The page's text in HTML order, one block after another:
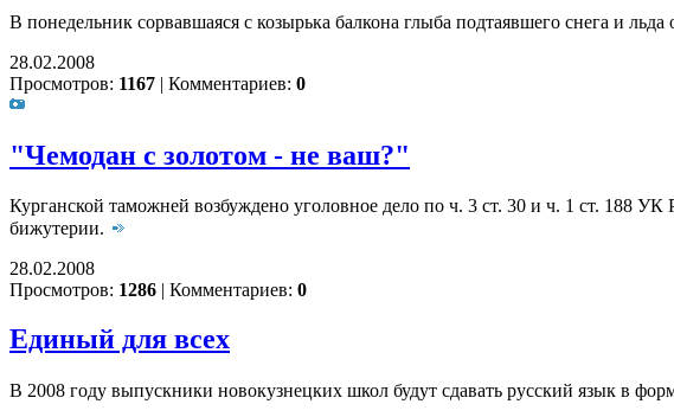
В понедельник сорвавшаяся с козырька балкона глыба подтаявшего снега и
28.02.2008
Просмотров: 1167 | Комментариев: 0
"Чемодан с золотом - не ваш?"
Курганской таможней возбуждено уголовное дело по ч. 3 ст. 30 и ч. 1 ст. 188
бижутерии.
28.02.2008
Просмотров: 1286 | Комментариев: 0
Единый для всех
В 2008 году выпускники новокузнецких школ будут сдавать русский язык в